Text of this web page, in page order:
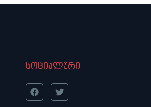
სოციალური